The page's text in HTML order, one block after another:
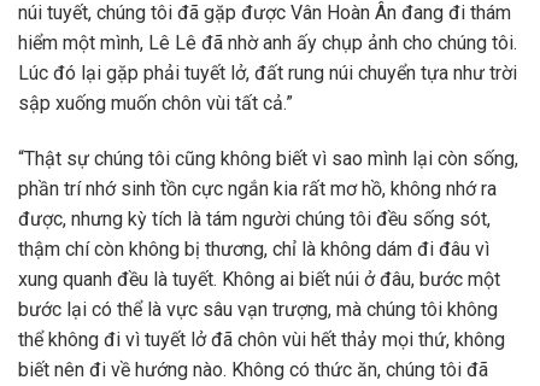
núi tuyết, chúng tôi đã gặp được Vân Hoàn Ân đang đi thám
hiểm một mình, Lê Lê đã nhờ anh ấy chụp ảnh cho chúng tôi.
Lúc đó lại gặp phải tuyết lở, đất rung núi chuyển tựa như trời
sập xuống muốn chôn vùi tất cả.”
“Thật sự chúng tôi cũng không biết vì sao mình lại còn sống,
phần trí nhớ sinh tồn cực ngắn kia rất mơ hồ, không nhớ ra
được, nhưng kỳ tích là tám người chúng tôi đều sống sót,
thậm chí còn không bị thương, chỉ là không dám đi đâu vì
xung quanh đều là tuyết. Không ai biết núi ở đâu, bước một
bước lại có thể là vực sâu vạn trượng, mà chúng tôi không
thể không đi vì tuyết lở đã chôn vùi hết thảy mọi thứ, không
biết nên đi về hướng nào. Không có thức ăn, chúng tôi đã